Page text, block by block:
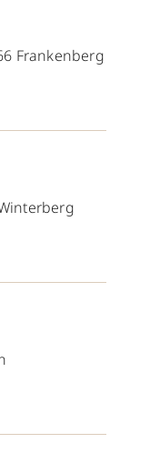
Frankenberg